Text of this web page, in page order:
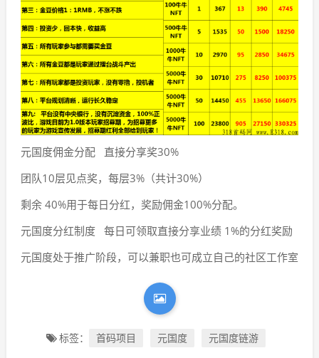
元国度佣金分配 直接分享奖30%
团队10层见点奖，每层3%（共计30%）
剩余 40%用于每日分红，奖励佣金100%分配。
元国度分红制度 每日可领取直接分享业绩 1%的分红奖励
元国度处于推广阶段，可以兼职也可成立自己的社区工作室
标签： 首码项目 元国度 元国度链游